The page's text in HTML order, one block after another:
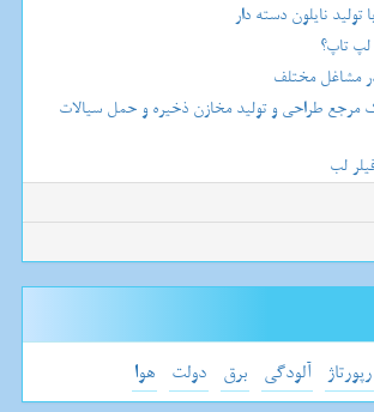
تولید نایلون دسته دار
تاپ؟
در مشاغل مختلف
مرجع طراحی و تولید مخازن ذخیره و حمل سیالات
لب
رپورتاژ آلودگی برق دولت هوا